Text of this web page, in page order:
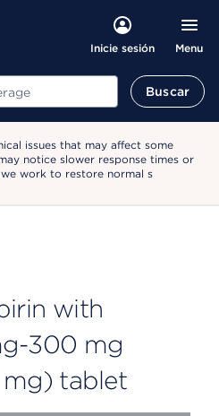
Inicie sesión Menu
Buscar
issues that may affect some
notice slower response times or
work to restore normal s
with
300 mg
tablet